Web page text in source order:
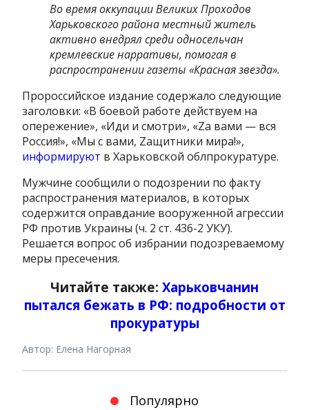
Во время оккупации Великих Проходов
Харьковского района местный житель
активно внедрял среди односельчан
кремлевские нарративы, помогая в
распространении газеты «Красная звезда».
Пророссийское издание содержало следующие
заголовки: «В боевой работе действуем на
опережение», «Иди и смотри», «Zа вами — вся
Россия!», «Мы с вами, Zащитники мира!»,
информируют в Харьковской облпрокуратуре.
Мужчине сообщили о подозрении по факту
распространения материалов, в которых
содержится оправдание вооруженной агрессии
РФ против Украины (ч. 2 ст. 436-2 УКУ).
Решается вопрос об избрании подозреваемому
меры пресечения.
Читайте также: Харьковчанин
пытался бежать в РФ: подробности от
прокуратуры
Автор: Елена Нагорная
Популярно